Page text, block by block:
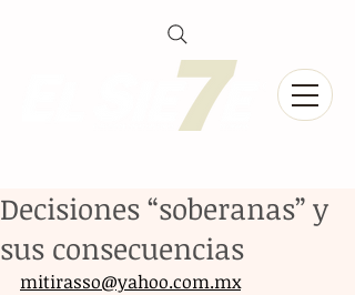
Decisiones “soberanas” y
sus consecuencias
mitirasso@yahoo.com.mx